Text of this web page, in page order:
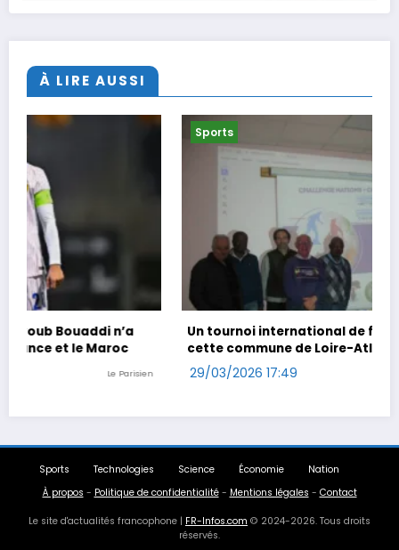
À LIRE AUSSI
Un tournoi international de foot en marchant dans
cette commune de Loire-Atlantique
29/03/2026 17:49
Sports Technologies Science Économie
Nation
À propos - Politique de confidentialité- Mentions légales - Contact
Le site d'actualités francophone | FR-Infos.com © 2024-2026. Tous droits
réservés.